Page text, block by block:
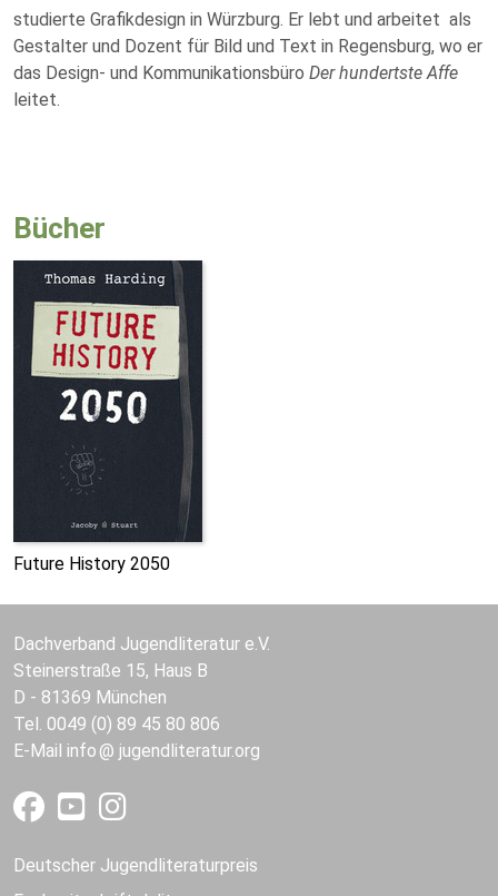
studierte Grafikdesign in Würzburg. Er lebt und arbeitet als
Gestalter und Dozent für Bild und Text in Regensburg, wo er
das Design- und Kommunikationsbüro Der hundertste Affe
leitet.
Bücher
Future History 2050
Dachverband Jugendliteratur e.V.
Steinerstraße 15, Haus B
D - 81369 München
Tel. 0049 (0) 89 45 80 806
E-Mail info jugendliteratur.org
Deutscher Jugendliteraturpreis